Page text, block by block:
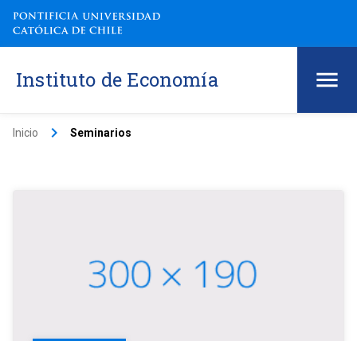
Instituto de Economía
Inicio keyboard_arrow_right Seminarios